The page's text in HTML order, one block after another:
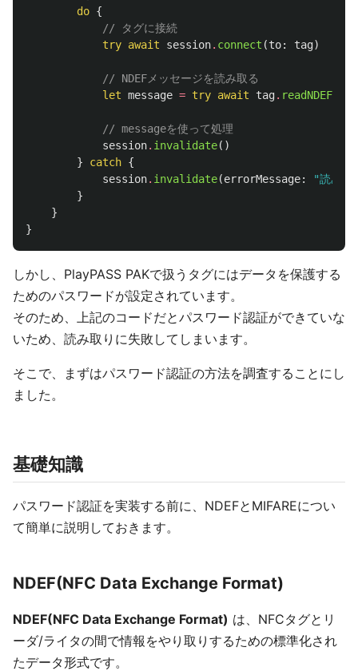
do {
// タグに接続
try await session. connect (to: tag)
// NDEFメッセージを読み取る
let message = try await tag. readNDEF
// messageを使って処理
session. invalidate()
}
catch {
session. invalidate(errorMessage:
"読み取
}
}
}
しかし、PlayPASS PAKで扱うタグにはデータを保護する
ためのパスワードが設定されています。
そのため、上記のコードだとパスワード認証ができていな
いため、読み取りに失敗してしまいます。
そこで、まずはパスワード認証の方法を調査することにし
ました。
基礎知識
パスワード認証を実装する前に、NDEFとMIFAREについ
て簡単に説明しておきます。
NDEF(NFC Data Exchange Format)
NDEF(NFC Data Exchange Format) は、NFCタグとリ
ーダ/ライタの間で情報をやり取りするための標準化され
たデータ形式です。